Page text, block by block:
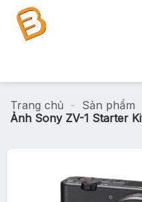
Chuyển
đến
Trang chủ - Sản phẩm
Ảnh Sony ZV-1 Starter